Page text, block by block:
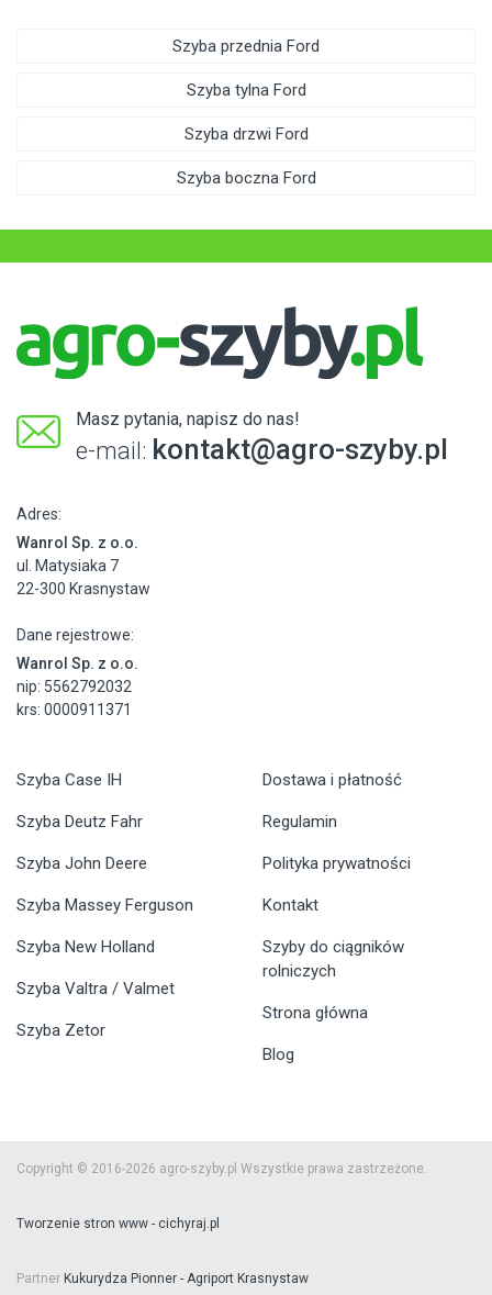
Szyba przednia Ford
Szyba tylna Ford
Szyba drzwi Ford
Szyba boczna Ford
Masz pytania, napisz do nas!
e-mail: kontakt@agro-szyby.pl
Adres:
Wanrol Sp. z o.o.
ul. Matysiaka 7
22-300 Krasnystaw
Dane rejestrowe:
Wanrol Sp. z o.o.
nip: 5562792032
krs: 0000911371
Szyba Case IH
Szyba Deutz Fahr
Szyba John Deere
Szyba Massey Ferguson
Szyba New Holland
Szyba Valtra / Valmet
Szyba Zetor
Dostawa i płatność
Regulamin
Polityka prywatności
Kontakt
Szyby do ciągników
rolniczych
Strona główna
Blog
Copyright © 2016-2026 agro-szyby.pl Wszystkie prawa zastrzeżone.
Tworzenie stron www - cichyraj.pl
Partner Kukurydza Pionner - Agriport Krasnystaw